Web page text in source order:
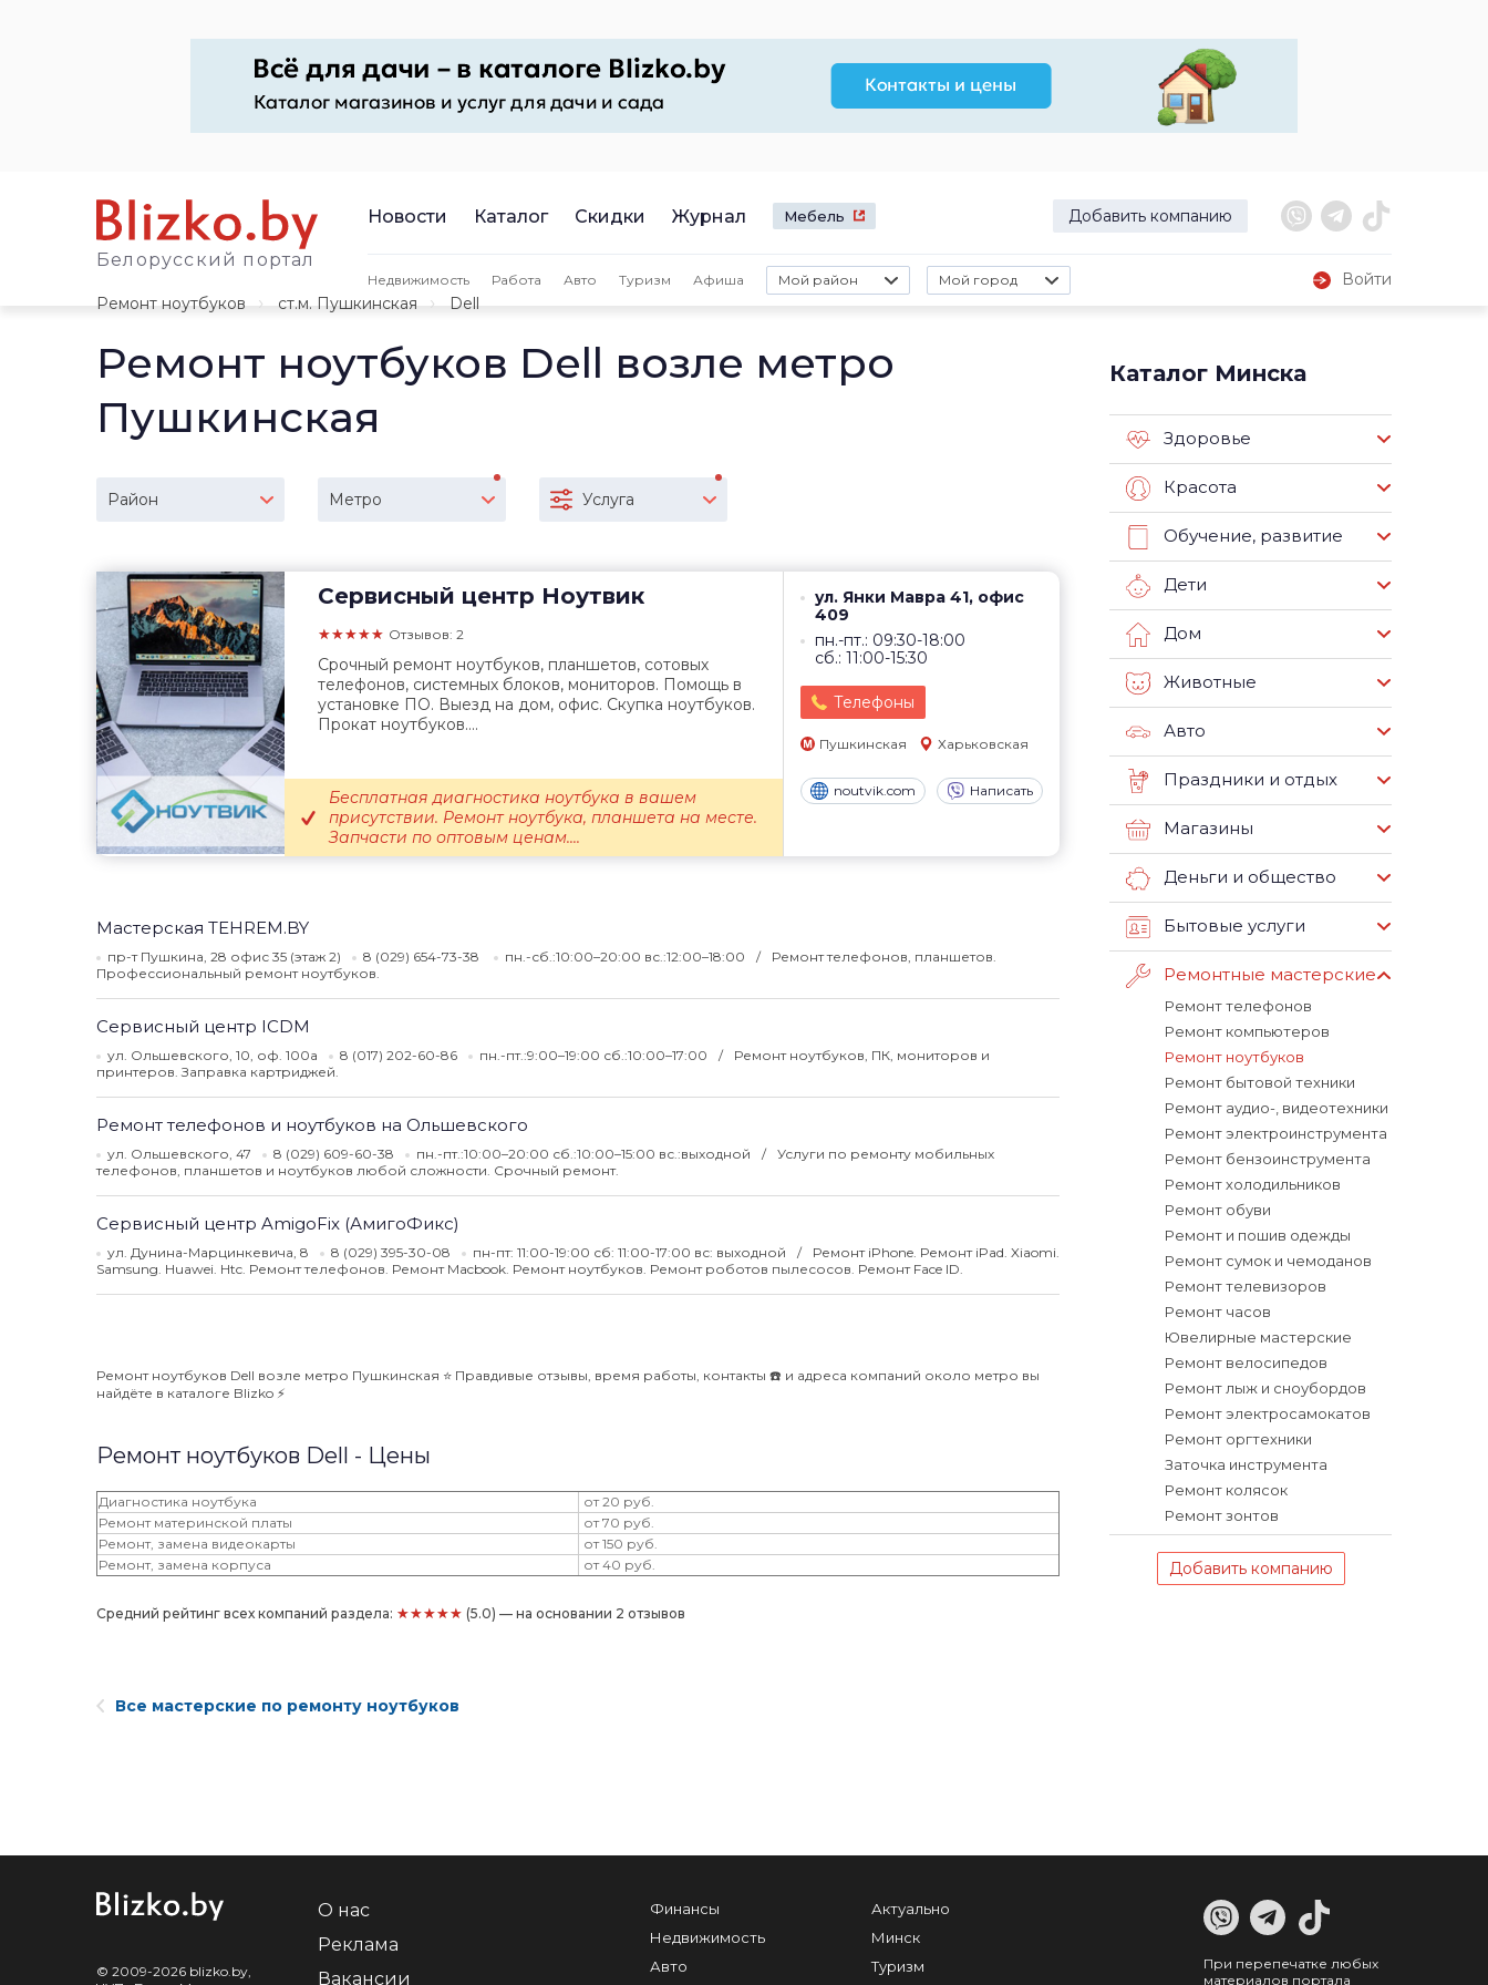
Белорусский портал
Новости Каталог Скидки Журнал Мебель Добавить компанию
Недвижимость Работа Авто Туризм Афиша Мой район Мой город
Войти
Ремонт ноутбуков
ст.м. Пушкинская Dell
Ремонт ноутбуков Dell возле метро
Пушкинская
Район Метро Услуга
Сервисный центр Ноутвик
★★★★★ Отзывов: 2
ул. Янки Мавра 41, офис
409
пн.-пт.: 09:30-18:00
сб.: 11:00-15:30
Телефоны
Пушкинская Харьковская
noutvik.com Написать
Срочный ремонт ноутбуков, планшетов, сотовых
телефонов, системных блоков, мониторов. Помощь в
установке ПО. Выезд на дом, офис. Скупка ноутбуков.
Прокат ноутбуков....
Бесплатная диагностика ноутбука в вашем
присутствии. Ремонт ноутбука, планшета на месте.
Запчасти по оптовым ценам....
Мастерская TEHREM.BY
пр-т Пушкина, 28 офис 35 (этаж 2) 8 (029) 654-73-38 пн.-сб.:10:00–20:00 вс.:12:00–18:00
Ремонт телефонов, планшетов.
Профессиональный ремонт ноутбуков.
Сервисный центр ICDM
ул. Ольшевского, 10, оф. 100а 8 (017) 202-60-86 пн.-пт.:9:00–19:00 сб.:10:00–17:00
Ремонт ноутбуков, ПК, мониторов и
принтеров. Заправка картриджей.
Ремонт телефонов и ноутбуков на Ольшевского
ул. Ольшевского, 47 8 (029) 609-60-38 пн.-пт.:10:00–20:00 сб.:10:00–15:00 вс.:выходной
Услуги по ремонту мобильных
телефонов, планшетов и ноутбуков любой сложности. Срочный ремонт.
Сервисный центр AmigoFix (АмигоФикс)
ул. Дунина-Марцинкевича, 8 8 (029) 395-30-08 пн-пт: 11:00-19:00 сб: 11:00-17:00 вс: выходной
Ремонт iPhone. Ремонт iPad. Xiaomi.
Samsung. Huawei. Htc. Ремонт телефонов. Ремонт Macbook. Ремонт ноутбуков. Ремонт роботов пылесосов. Ремонт Face ID.
Ремонт ноутбуков Dell возле метро Пушкинская ⭐️ Правдивые отзывы, время работы, контакты ☎️ и адреса компаний около метро вы
найдёте в каталоге Blizko ⚡️
Ремонт ноутбуков Dell - Цены
Диагностика ноутбука
от 20 руб.
Ремонт материнской платы
от 70 руб.
Ремонт, замена видеокарты
от 150 руб.
Ремонт, замена корпуса
от 40 руб.
Средний рейтинг всех компаний раздела: ★★★★★ (5.0) — на основании 2 отзывов
Каталог Минска
Здоровье
Красота
Обучение, развитие
Дети
Дом
Животные
Авто
Праздники и отдых
Магазины
Деньги и общество
Бытовые услуги
Ремонтные мастерские
Ремонт телефонов
Ремонт компьютеров
Ремонт ноутбуков
Ремонт бытовой техники
Ремонт аудио-, видеотехники
Ремонт электроинструмента
Ремонт бензоинструмента
Ремонт холодильников
Ремонт обуви
Ремонт и пошив одежды
Ремонт сумок и чемоданов
Ремонт телевизоров
Ремонт часов
Ювелирные мастерские
Ремонт велосипедов
Ремонт лыж и сноубордов
Ремонт электросамокатов
Ремонт оргтехники
Заточка инструмента
Ремонт колясок
Ремонт зонтов
Добавить компанию
Все мастерские по ремонту ноутбуков
© 2009-2026 blizko.by,
О нас
Реклама
Вакансии
Финансы
Недвижимость
Авто
Актуально
Минск
Туризм
При перепечатке любых
материалов портала